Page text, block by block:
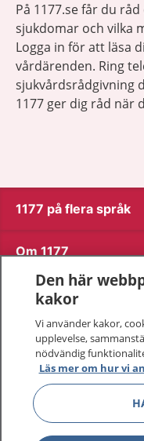
På 1177.se får du
sjukdomar och vilka
Logga in för att läsa
vårdärenden. Ring
sjukvårdsrådgivning
1177 ger dig råd när
1177 på flera språk
Om 1177
Kontakt
Behandling av
Hantering av kakor
Inställningar för kakor
Den här
kakor
Vi använder kakor,
upplevelse,
nödvändig
Läs mer om hur vi